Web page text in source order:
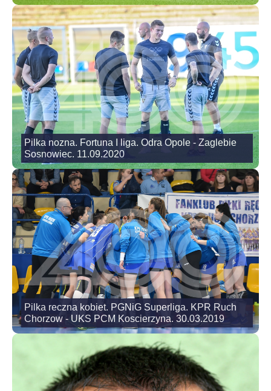
Pilka nozna. Fortuna I liga. Odra Opole - Zaglebie
Sosnowiec. 11.09.2020
Pilka reczna kobiet. PGNiG Superliga. KPR Ruch
Chorzow - UKS PCM Koscierzyna. 30.03.2019